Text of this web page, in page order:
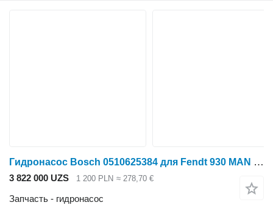
Гидронасос Bosch 0510625384 для Fendt 930 MAN D0836
3 822 000 UZS 1 200 PLN ≈ 278,70 €
Запчасть - гидронасос